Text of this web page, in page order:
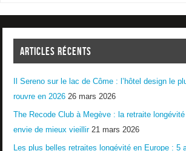
ARTICLES RÉCENTS
Il Sereno sur le lac de Côme : l’hôtel design le
rouvre en 2026 26 mars 2026
The Recode Club à Megève : la retraite
envie de mieux vieillir 21 mars 2026
Les plus belles retraites longévité en Europe : 5